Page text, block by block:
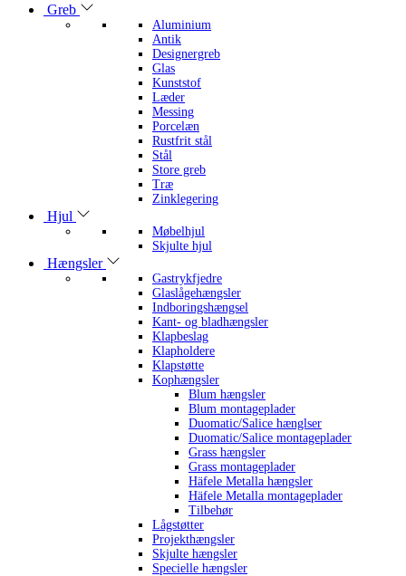
Greb
Aluminium
Antik
Designergreb
Glas
Kunststof
Læder
Messing
Porcelæn
Rustfrit stål
Stål
Store greb
Træ
Zinklegering
Hjul
Møbelhjul
Skjulte hjul
Hængsler
Gastrykfjedre
Glaslågehængsler
Indboringshængsel
Kant- og bladhængsler
Klapbeslag
Klapholdere
Klapstøtte
Kophængsler
Blum hængsler
Blum montageplader
Duomatic/Salice hænglser
Duomatic/Salice montageplader
Grass hængsler
Grass montageplader
Häfele Metalla hængsler
Häfele Metalla montageplader
Tilbehør
Lågstøtter
Projekthængsler
Skjulte hængsler
Specielle hængsler